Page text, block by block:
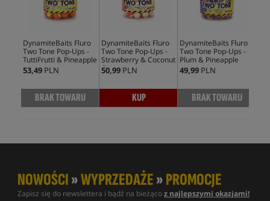
DynamiteBaits Fluro
Two Tone Pop-Ups -
TuttiFrutti & Pineapple
53,49 PLN
BRAK TOWARU
DynamiteBaits Fluro
Two Tone Pop-Ups -
Strawberry & Coconut
Cream
50,99 PLN
KUP
DynamiteBaits Fluro
Two Tone Pop-Ups -
Plum & Pineapple
49,99 PLN
BRAK TOWARU
NOWOŚCI»WYPRZEDAŻE»PROMOCJE
Zapisz się do newslettera i bądź na bieżącoz najlepszymi okazjami!